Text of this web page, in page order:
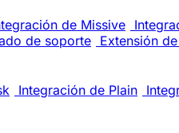
de Missive
de soporte Extensión
Integración de Plain